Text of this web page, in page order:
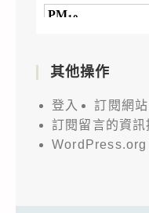
其他操作
登入
訂閱網
訂閱留言的資訊
WordPress.org